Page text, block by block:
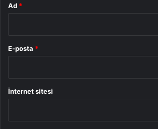
Ad *
E-posta *
İnternet sitesi